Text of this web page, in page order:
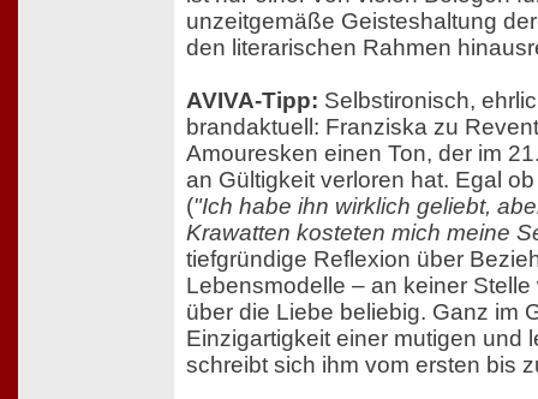
unzeitgemäße Geisteshaltung
den literarischen Rahmen
AVIVA-Tipp: Selbstironisch,
brandaktuell: Franziska zu
Amouresken einen Ton, der im
an Gültigkeit verloren hat. Egal
("Ich habe ihn wirklich geliebt,
Krawatten kosteten mich meine
tiefgründige Reflexion über
Lebensmodelle – an keiner
über die Liebe beliebig. Ganz im
Einzigartigkeit einer mutigen und
schreibt sich ihm vom ersten bis